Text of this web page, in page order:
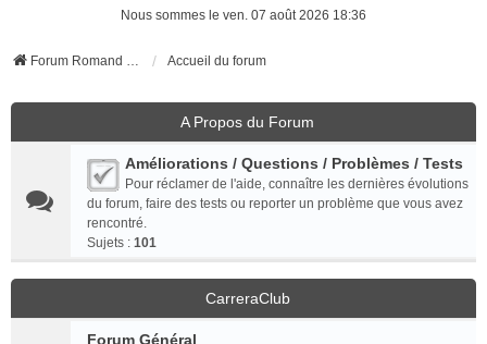
Nous sommes le ven. 07 août 2026 18:36
Forum Romand des amateurs de Porsche Accueil du forum
A Propos du Forum
Améliorations / Questions / Problèmes / Tests
Pour réclamer de l'aide, connaître les dernières évolutions
du forum, faire des tests ou reporter un problème que vous avez
rencontré.
Sujets : 101
CarreraClub
Forum Général